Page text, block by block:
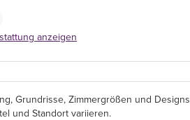
anzeigen
Grundrisse, Zimmergrößen und Designs
und Standort variieren.